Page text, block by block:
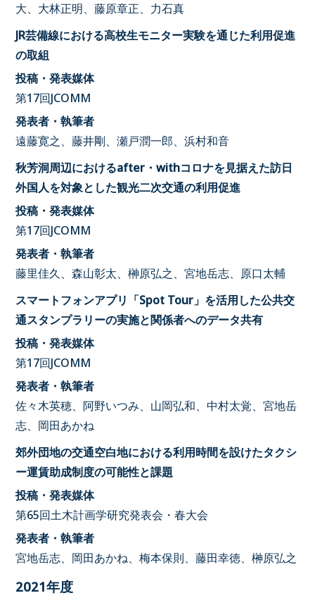
大、大林正明、藤原章正、力石真
JR芸備線における高校生モニター実験を通じた利用促進
の取組
投稿・発表媒体
第17回JCOMM
発表者・執筆者
遠藤寛之、藤井剛、瀬戸潤一郎、浜村和音
秋芳洞周辺におけるafter・withコロナを見据えた訪日
外国人を対象とした観光二次交通の利用促進
投稿・発表媒体
第17回JCOMM
発表者・執筆者
藤里佳久、森山彰太、榊原弘之、宮地岳志、原口太輔
スマートフォンアプリ「Spot Tour」を活用した公共交
通スタンプラリーの実施と関係者へのデータ共有
投稿・発表媒体
第17回JCOMM
発表者・執筆者
佐々木英穂、阿野いつみ、山岡弘和、中村太覚、宮地岳
志、岡田あかね
郊外団地の交通空白地における利用時間を設けたタクシ
ー運賃助成制度の可能性と課題
投稿・発表媒体
第65回土木計画学研究発表会・春大会
発表者・執筆者
宮地岳志、岡田あかね、梅本保則、藤田幸徳、榊原弘之
2021年度